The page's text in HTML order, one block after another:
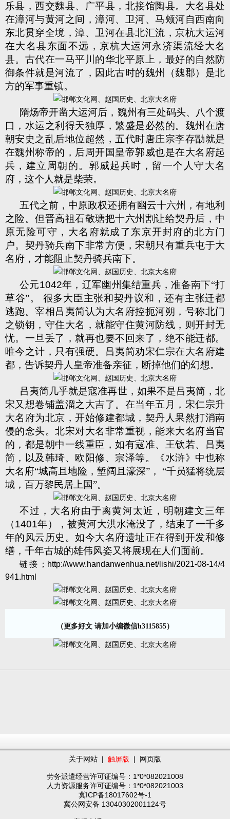
乐县，西交魏县、广平县，北接馆陶县。大名县处
在漳河与黄河之间，漳河、卫河、马颊河自西南向
东北贯穿全境，漳、卫河在县北汇流，京杭大运河
在大名县东面不远，京杭大运河永济渠流经大名
县。古代在一马平川的华北平原上，最好的自然防
御条件就是河流了，因此古时的魏州（魏郡）是北
方的军事重镇。
隋炀帝开凿大运河后，魏州有三处码头、八个渡
口，水运之利得天独厚，繁盛是必然的。魏州在唐
朝安史之乱后地位超然，五代时唐庄宗李存勖就是
在魏州称帝的，后周开国皇帝郭威也是在大名府起
兵，建立周朝的。郭威起兵时，留一个人守大名
府，这个人就是柴荣。
五代之前，中原政权还拥有幽云十六州，有地利
之险。但晋高祖石敬瑭把十六州割让给契丹后，中
原无险可守，大名府就成了东京开封府的北方门
户。契丹骑兵南下非常方便，宋朝只有重兵屯于大
名府，才能阻止契丹骑兵南下。
公元1042年，辽军幽州集结重兵，准备南下“打
草谷”。 很多大臣主张和契丹议和，还有主张迁都
逃跑。宰相吕夷简认为大名府控扼河朔，号称北门
之锁钥，守住大名，就能守住黄河防线，则开封无
忧。一旦丢了，就再也要不回来了，绝不能迁都。
唯今之计，只有强硬。吕夷简劝宋仁宗在大名府建
都，告诉契丹人皇帝准备亲征，断掉他们的幻想。
吕夷简几乎就是寇准再世，如果不是吕夷简，北
宋又想卷铺盖溜之大吉了。在当年五月，宋仁宗升
大名府为北京，开始修建都城，契丹人果然打消南
侵的念头。北宋对大名非常重视，能来大名府当官
的，都是朝中一线重臣，如有寇准、王钦若、吕夷
简，以及韩琦、欧阳修、宗泽等。《水浒》中也称
大名府“城高且地险，堑阔且濠深”， “千员猛将统层
城，百万黎民居上国”。
不过，大名府由于离黄河太近，明朝建文三年
（1401年），被黄河大洪水淹没了，结束了一千多
年的风云历史。如今大名府遗址正在得到开发和修
缮，千年古城的雄伟风姿又将展现在人们面前。
链接； http://www.handanwenhua.net/lishi/2021-08-14/4
941.html
（更多好文 请加小编微信h3115855）
关于网站 | 触屏版 | 网页版
劳务派遣经营许可证编号：1*0*082021008
人力资源服务许可证编号：1*0*082021003
冀ICP备18017602号-1
冀公网安备 13040302001124号